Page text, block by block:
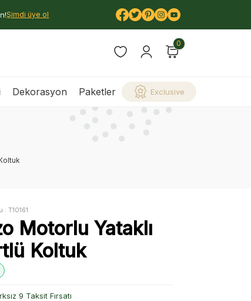
Şimdi üye ol
0
Dekorasyon Paketler Exclusive
:T10161
Motorlu Yataklı
Koltuk
9 Taksit Fırsatı